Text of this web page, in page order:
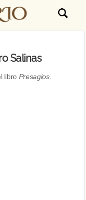
Salinas
libro Presagios.